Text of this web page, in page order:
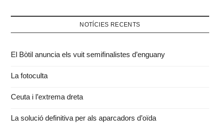
NOTÍCIES RECENTS
El Bòtil anuncia els vuit semifinalistes d’enguany
La fotoculta
Ceuta i l’extrema dreta
La solució definitiva per als aparcadors d’oïda